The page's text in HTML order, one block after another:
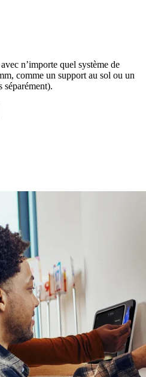
n’importe quel système de
comme un support au sol ou un
séparément).